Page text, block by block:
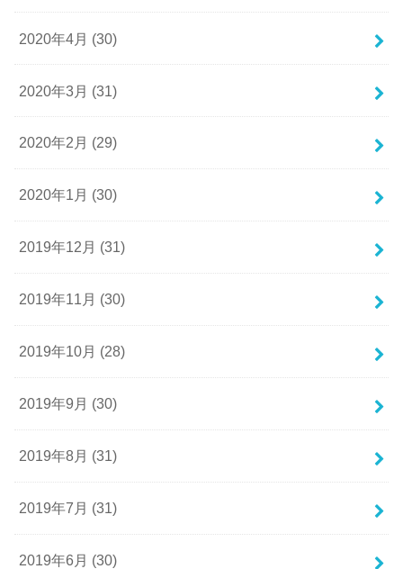
2020年4月 (30)
2020年3月 (31)
2020年2月 (29)
2020年1月 (30)
2019年12月 (31)
2019年11月 (30)
2019年10月 (28)
2019年9月 (30)
2019年8月 (31)
2019年7月 (31)
2019年6月 (30)